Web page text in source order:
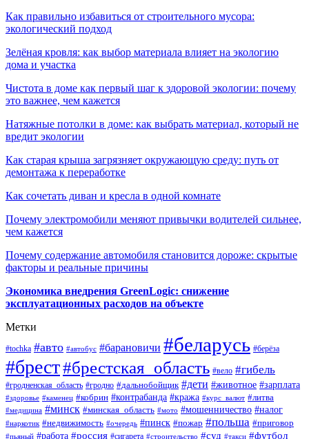
Как правильно избавиться от строительного мусора:
экологический подход
Зелёная кровля: как выбор материала влияет на экологию
дома и участка
Чистота в доме как первый шаг к здоровой экологии: почему
это важнее, чем кажется
Натяжные потолки в доме: как выбрать материал, который не
вредит экологии
Как старая крыша загрязняет окружающую среду: путь от
демонтажа к переработке
Как сочетать диван и кресла в одной комнате
Почему электромобили меняют привычки водителей сильнее,
чем кажется
Почему содержание автомобиля становится дороже: скрытые
факторы и реальные причины
Экономика внедрения GreenLogic: снижение
эксплуатационных расходов на объекте
Метки
#tochka #авто #автобус #барановичи #беларусь #берёза
#брест#брестская_область #вело #гибель
#гродненская_область #гродно #дальнобойщик #дети #животное #зарплата
#здоровье #каменец #кобрин #контрабанда #кража #курс_валют #литва
#медицина #минск #минская_область #мото #мошенничество #налог
#наркотик #недвижимость #очередь #пинск #пожар #польша #приговор
#пьяный #работа #россия #сигарета #строительство #суд #такси #футбол